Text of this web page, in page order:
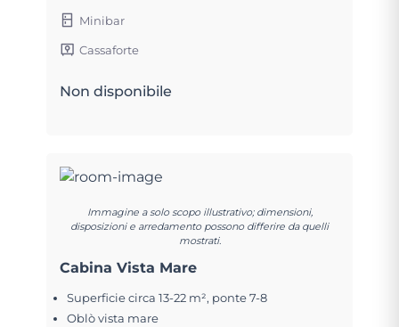
Minibar
Cassaforte
Non disponibile
Immagine a solo scopo illustrativo; dimensioni,
disposizioni e arredamento possono differire da quelli
mostrati.
Cabina Vista Mare
Superficie circa 13-22 m², ponte 7-8
Oblò vista mare